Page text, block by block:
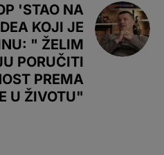
'STAO NA
KOJI JE
" ŽELIM
PORUČITI
PREMA
U ŽIVOTU"